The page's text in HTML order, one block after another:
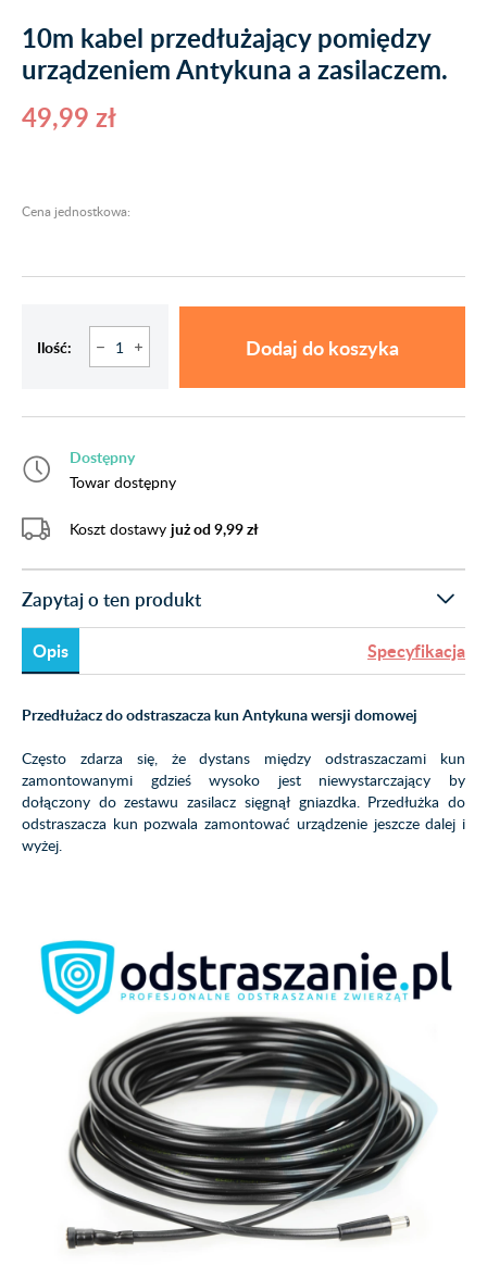
10m kabel przedłużający pomiędzy
urządzeniem Antykuna a zasilaczem.
49,99 zł
Cena jednostkowa:
Ilość: Dodaj do koszyka
Dostępny
Towar dostępny
Koszt dostawy już od 9,99 zł
Zapytaj o ten produkt
Opis Specyfikacja
Przedłużacz do odstraszacza kun Antykuna wersji domowej
Często zdarza się, że dystans między odstraszaczami kun
zamontowanymi gdzieś wysoko jest niewystarczający by
dołączony do zestawu zasilacz sięgnął gniazdka. Przedłużka do
odstraszacza kun pozwala zamontować urządzenie jeszcze dalej i
wyżej.